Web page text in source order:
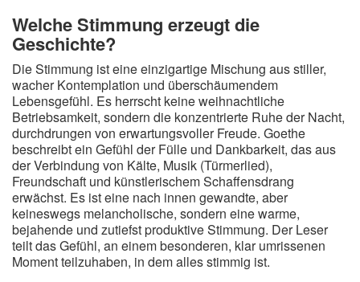
Welche Stimmung erzeugt die
Geschichte?
Die Stimmung ist eine einzigartige Mischung aus stiller,
wacher Kontemplation und überschäumendem
Lebensgefühl. Es herrscht keine weihnachtliche
Betriebsamkeit, sondern die konzentrierte Ruhe der Nacht,
durchdrungen von erwartungsvoller Freude. Goethe
beschreibt ein Gefühl der Fülle und Dankbarkeit, das aus
der Verbindung von Kälte, Musik (Türmerlied),
Freundschaft und künstlerischem Schaffensdrang
erwächst. Es ist eine nach innen gewandte, aber
keineswegs melancholische, sondern eine warme,
bejahende und zutiefst produktive Stimmung. Der Leser
teilt das Gefühl, an einem besonderen, klar umrissenen
Moment teilzuhaben, in dem alles stimmig ist.